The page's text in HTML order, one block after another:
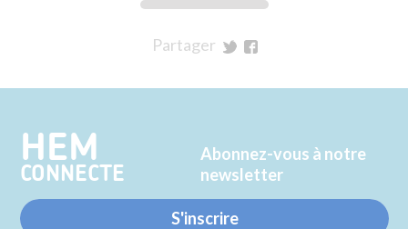
Partager
Twitter
Facebook
HEM
CONNECTE
Abonnez-vous à notre
newsletter
S'inscrire